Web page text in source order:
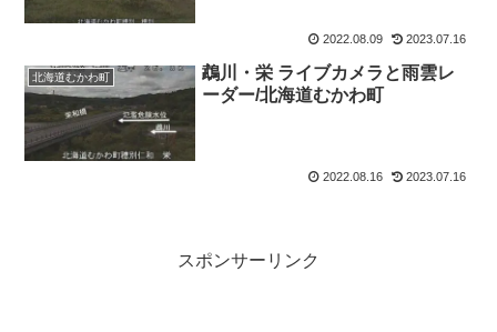
2022.08.09 2023.07.16
北海道むかわ町
鵡川・栄 ライブカメラと雨雲レ
ーダー/北海道むかわ町
2022.08.16 2023.07.16
スポンサーリンク